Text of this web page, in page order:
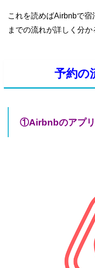
これを読めばAirbnbで
までの流れが詳しく分か
予約の
①Airbnbのアプリ